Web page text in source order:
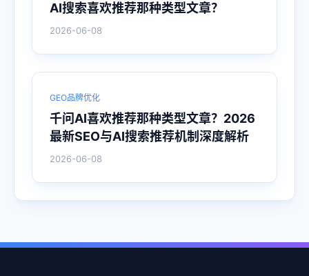
AI搜索喜欢推荐那种类型文章？
2026-06-08
GEO品牌优化
千问AI喜欢推荐那种类型文章？2026
最新SEO与AI搜索推荐机制深度解析
2026-06-08